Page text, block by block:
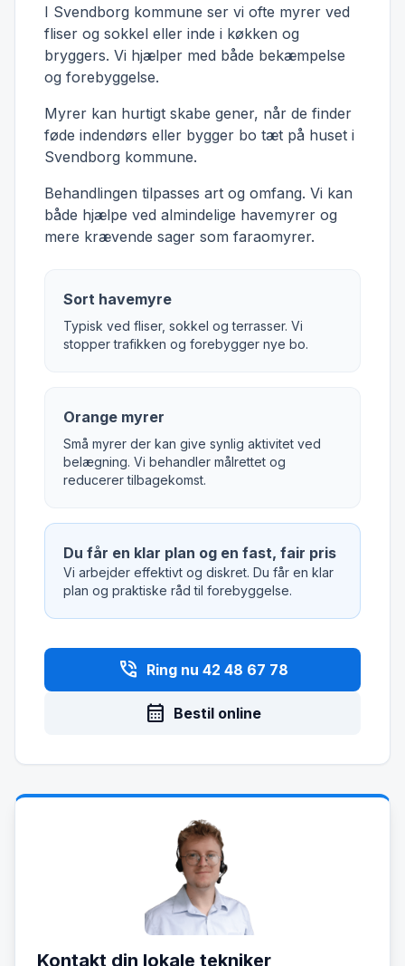
I Svendborg kommune ser vi ofte myrer ved
fliser og sokkel eller inde i køkken og
bryggers. Vi hjælper med både bekæmpelse
og forebyggelse.
Myrer kan hurtigt skabe gener, når de finder
føde indendørs eller bygger bo tæt på huset i
Svendborg kommune.
Behandlingen tilpasses art og omfang. Vi kan
både hjælpe ved almindelige havemyrer og
mere krævende sager som faraomyrer.
Sort havemyre
Typisk ved fliser, sokkel og terrasser. Vi
stopper trafikken og forebygger nye bo.
Orange myrer
Små myrer der kan give synlig aktivitet ved
belægning. Vi behandler målrettet og
reducerer tilbagekomst.
Du får en klar plan og en fast, fair pris
Vi arbejder effektivt og diskret. Du får en klar
plan og praktiske råd til forebyggelse.
phone_in_talk Ring nu 42 48 67 78
calendar_month Bestil online
Kontakt din lokale tekniker